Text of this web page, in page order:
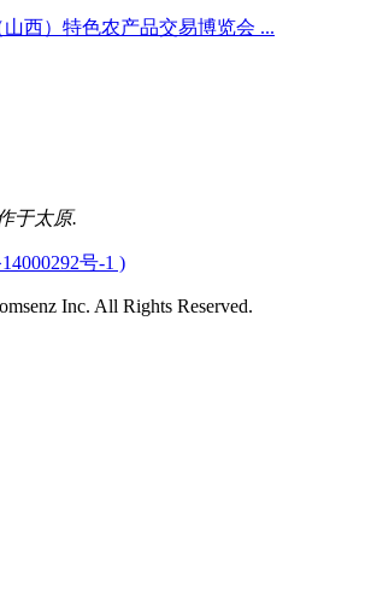
西）特色农产品交易博览会 ...
于太原.
号-1 )
Inc. All Rights Reserved.